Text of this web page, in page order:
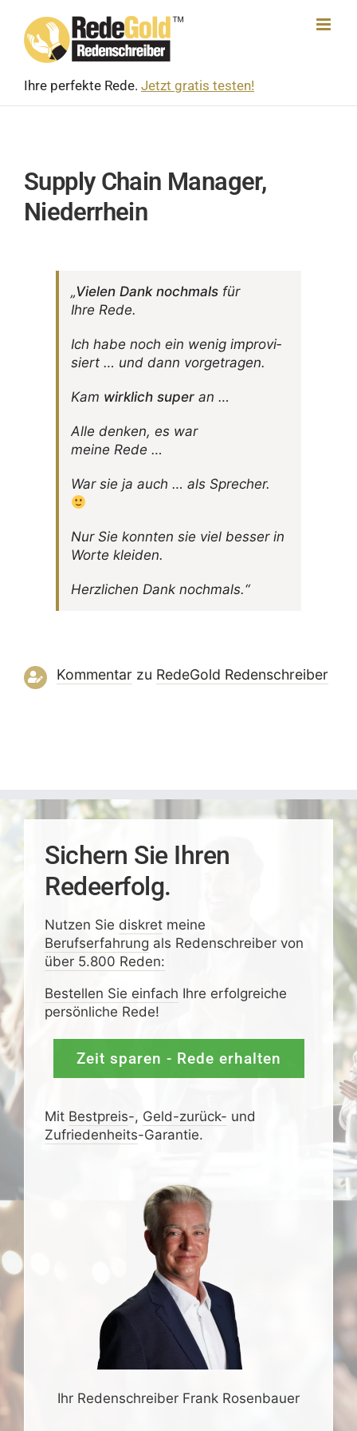
content
Ihre perfekte Rede. Jetzt gratis testen!
Supply Chain Manager,
Niederrhein
„Vielen Dank noch­malsfür
Ihre Rede.
Ich habe noch ein wenig impro­vi­
siert … und dann vorgetragen.
Kam wirk­lich superan …
Alle denken, es war
meine Rede …
War sie ja auch … als Sprecher.
Nur Sie konnten sie viel besser in
Worte kleiden.
Herz­li­chen Dank nochmals.“
Kommentarzu RedeGold Reden­schreiber
Sichern Sie Ihren
Redeerfolg.
Nutzen Sie diskretmeine
Berufserfahrung als Redenschreiber von
über 5.800 Reden:
Bestellen Sie einfach Ihre erfolgreiche
persönliche Rede!
Zeit sparen - Rede erhalten
Mit Bestpreis-, Geld-zurück- und
Zufrieden­­heits-Garantie.
Ihr Redenschreiber Frank Rosenbauer